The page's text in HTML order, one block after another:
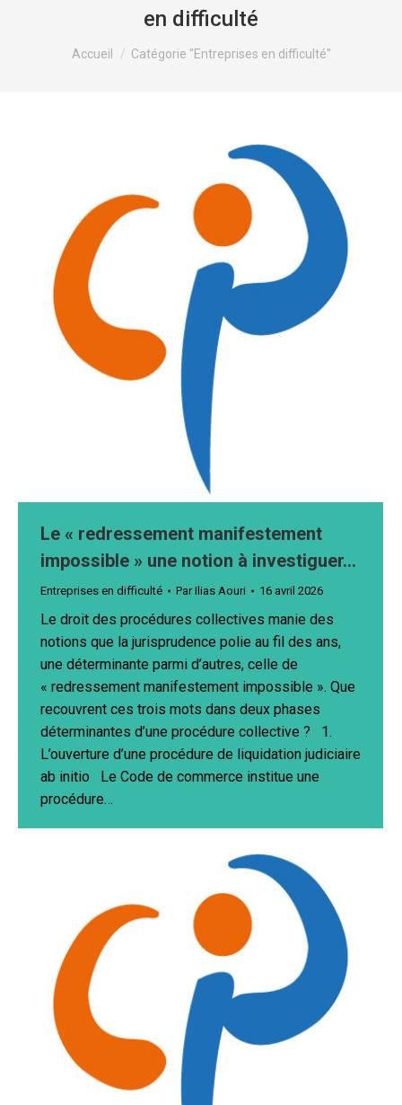
en difficulté
Vous êtes ici :
Accueil Catégorie "Entreprises en difficulté"
Le « redressement manifestement
impossible » une notion à investiguer…
Entreprises en difficulté ParIlias Aouri 16 avril 2026
Le droit des procédures collectives manie des
notions que la jurisprudence polie au fil des ans,
une déterminante parmi d’autres, celle de
« redressement manifestement impossible ». Que
recouvrent ces trois mots dans deux phases
déterminantes d’une procédure collective ? 1.
L’ouverture d’une procédure de liquidation judiciaire
ab initio Le Code de commerce institue une
procédure…